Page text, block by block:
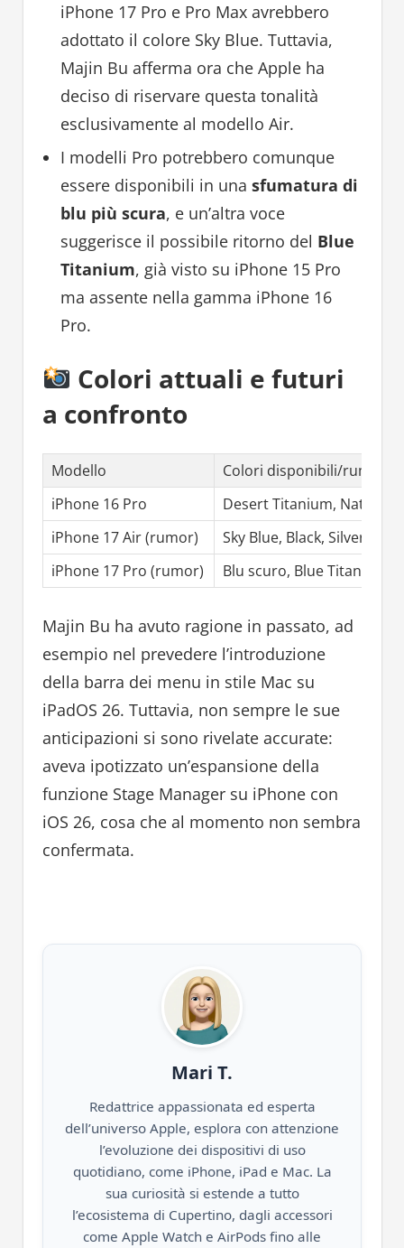
iPhone 17 Pro e Pro Max avrebbero
adottato il colore Sky Blue. Tuttavia,
Majin Bu afferma ora che Apple ha
deciso di riservare questa tonalità
esclusivamente al modello Air.
I modelli Pro potrebbero comunque
essere disponibili in una sfumatura di
blu più scura, e un’altra voce
suggerisce il possibile ritorno del Blue
Titanium, già visto su iPhone 15 Pro
ma assente nella gamma iPhone 16
Pro.
Colori attuali e futuri
a confronto
Modello
Colori disponibili/
iPhone 16 Pro
Desert Titanium, Natural
iPhone 17 Air (rumor)
Sky Blue, Black, Silver,
iPhone 17 Pro (rumor)
Blu scuro, Blue Titanium
Majin Bu ha avuto ragione in passato, ad
esempio nel prevedere l’introduzione
della barra dei menu in stile Mac su
iPadOS 26. Tuttavia, non sempre le sue
anticipazioni si sono rivelate accurate:
aveva ipotizzato un’espansione della
funzione Stage Manager su iPhone con
iOS 26, cosa che al momento non sembra
confermata.
Mari T.
Redattrice appassionata ed esperta
dell’universo Apple, esplora con attenzione
l’evoluzione dei dispositivi di uso
quotidiano, come iPhone, iPad e Mac. La
sua curiosità si estende a tutto
l’ecosistema di Cupertino, dagli accessori
come Apple Watch e AirPods fino alle